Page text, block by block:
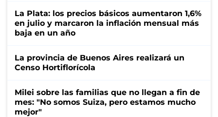
La Plata: los precios básicos aumentaron 1,6%
en julio y marcaron la inflación mensual más
baja en un año
La provincia de Buenos Aires realizará un
Censo Hortiflorícola
Milei sobre las familias que no llegan a fin de
mes: "No somos Suiza, pero estamos mucho
mejor"